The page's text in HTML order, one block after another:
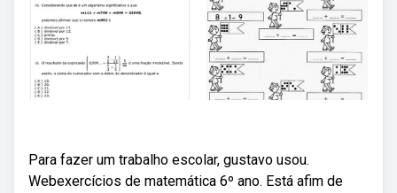
Para fazer um trabalho escolar, gustavo usou.
Webexercícios de matemática 6º ano. Está afim de